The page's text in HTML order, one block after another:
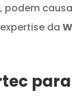
expertise da